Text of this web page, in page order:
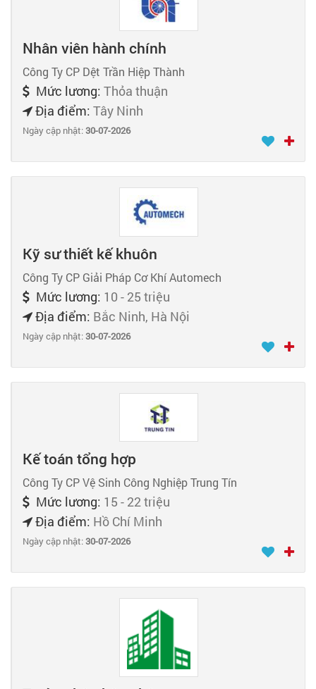
Nhân viên hành chính
Công Ty CP Dệt Trần Hiệp Thành
Mức lương: Thỏa thuận
Địa điểm: Tây Ninh
Ngày cập nhật:30-07-2026
Kỹ sư thiết kế khuôn
Công Ty CP Giải Pháp Cơ Khí Automech
Mức lương: 10 - 25 triệu
Địa điểm: Bắc Ninh, Hà Nội
Ngày cập nhật:30-07-2026
Kế toán tổng hợp
Công Ty CP Vệ Sinh Công Nghiệp Trung Tín
Mức lương: 15 - 22 triệu
Địa điểm: Hồ Chí Minh
Ngày cập nhật:30-07-2026